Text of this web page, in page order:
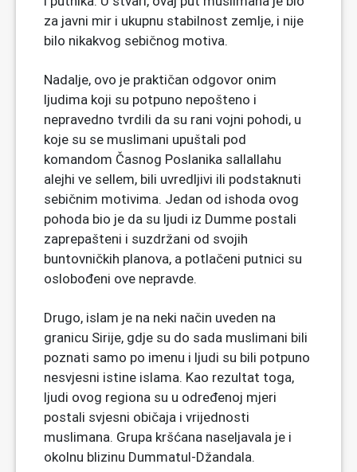
za javni mir i ukupnu stabilnost zemlje, i nije
bilo nikakvog sebičnog motiva.
Nadalje, ovo je praktičan odgovor onim
ljudima koji su potpuno nepošteno i
nepravedno tvrdili da su rani vojni pohodi, u
koje su se muslimani upuštali pod
komandom Časnog Poslanika sallallahu
alejhi ve sellem, bili uvredljivi ili podstaknuti
sebičnim motivima. Jedan od ishoda ovog
pohoda bio je da su ljudi iz Dumme postali
zaprepašteni i suzdržani od svojih
buntovničkih planova, a potlačeni putnici su
oslobođeni ove nepravde.
Drugo, islam je na neki način uveden na
granicu Sirije, gdje su do sada muslimani bili
poznati samo po imenu i ljudi su bili potpuno
nesvjesni istine islama. Kao rezultat toga,
ljudi ovog regiona su u određenoj mjeri
postali svjesni običaja i vrijednosti
muslimana. Grupa kršćana naseljavala je i
okolnu blizinu Dummatul-Džandala.